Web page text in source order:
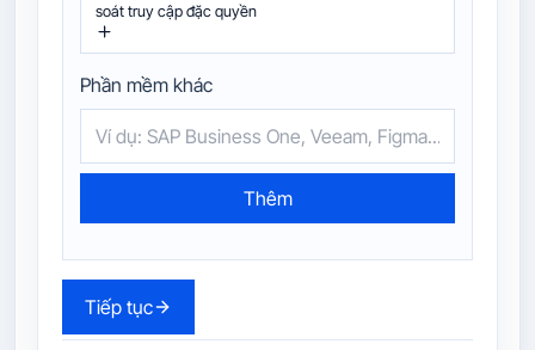
soát truy cập đặc quyền
Phần mềm khác
Thêm
Tiếp tục